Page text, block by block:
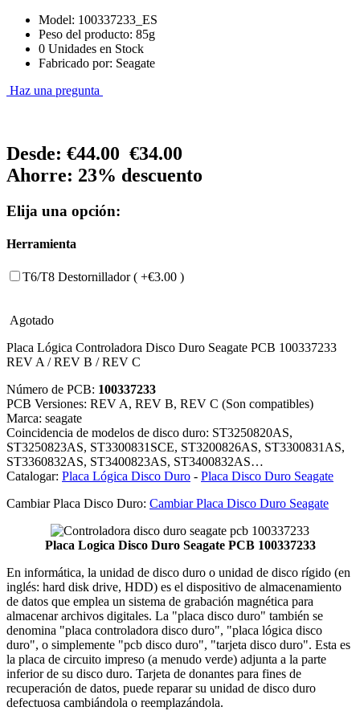
Model: 100337233_ES
Peso del producto: 85g
0 Unidades en Stock
Fabricado por: Seagate
Haz una pregunta
Desde: €44.00 €34.00
Ahorre: 23% descuento
Elija una opción:
Herramienta
T6/T8 Destornillador ( +€3.00 )
Agotado
Placa Lógica Controladora Disco Duro Seagate PCB 100337233
REV A / REV B / REV C
Número de PCB: 100337233
PCB Versiones: REV A, REV B, REV C (Son compatibles)
Marca: seagate
Coincidencia de modelos de disco duro: ST3250820AS,
ST3250823AS, ST3300831SCE, ST3200826AS, ST3300831AS,
ST3360832AS, ST3400823AS, ST3400832AS…
Catalogar: Placa Lógica Disco Duro - Placa Disco Duro Seagate
Cambiar Placa Disco Duro: Cambiar Placa Disco Duro Seagate
Placa Logica Disco Duro Seagate PCB 100337233
En informática, la unidad de disco duro o unidad de disco rígido (en
inglés: hard disk drive, HDD) es el dispositivo de almacenamiento
de datos que emplea un sistema de grabación magnética para
almacenar archivos digitales. La "placa disco duro" también se
denomina "placa controladora disco duro", "placa lógica disco
duro", o simplemente "pcb disco duro", "tarjeta disco duro". Esta es
la placa de circuito impreso (a menudo verde) adjunta a la parte
inferior de su disco duro. Tarjeta de donantes para fines de
recuperación de datos, puede reparar su unidad de disco duro
defectuosa cambiándola o reemplazándola.